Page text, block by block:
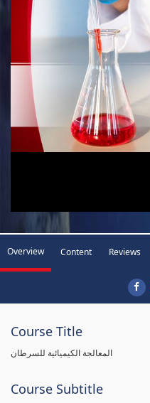
Overview Content Reviews
Course Title
المعالجة الكيميائية للسرطان
Course Subtitle